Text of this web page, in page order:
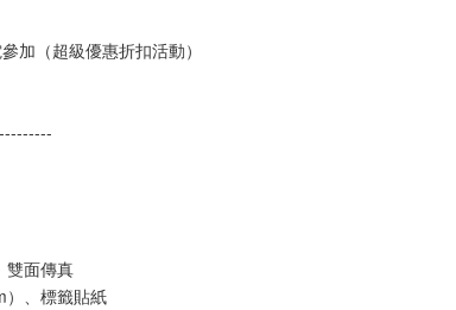
加（超級優惠折扣活動）
雙面傳真
）、標籤貼紙